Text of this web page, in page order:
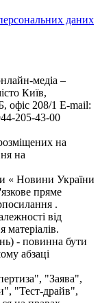
даних
медіа –
Київ,
208/1 E-mail:
205-43-00
на
на
« Новини України
пряме
.
від
матеріалів.
- повинна бути
абзаці
"Заява",
"Тест-драйв",